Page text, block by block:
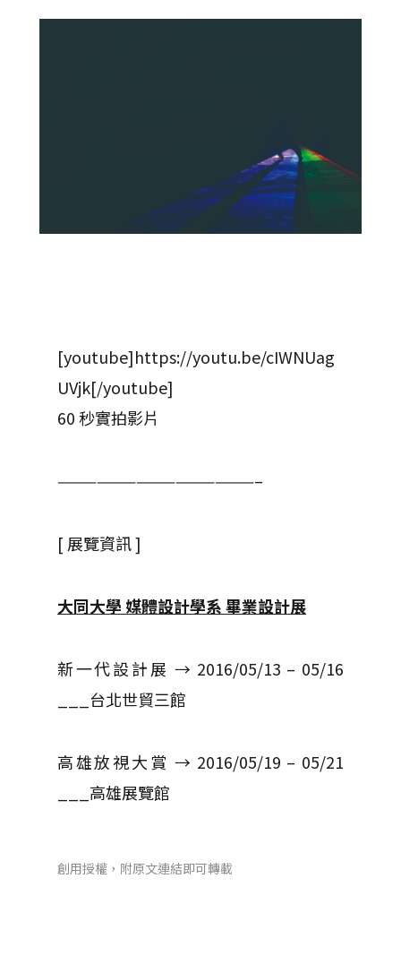
[youtube]https://youtu.be/cIWNUag
UVjk[/youtube]
60 秒實拍影片
———————————————–
[ 展覽資訊 ]
大同大學 媒體設計學系 畢業設計展
新一代設計展 → 2016/05/13 – 05/16
___台北世貿三館
高雄放視大賞 → 2016/05/19 – 05/21
___高雄展覽館
創用授權，附原文連結即可轉載